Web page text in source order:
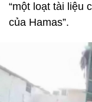
“một loạt tài liệu
của Hamas”.